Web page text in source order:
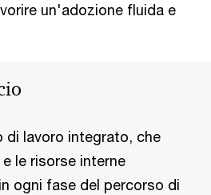
un'adozione fluida e
di lavoro integrato, che
le risorse interne
ogni fase del percorso di